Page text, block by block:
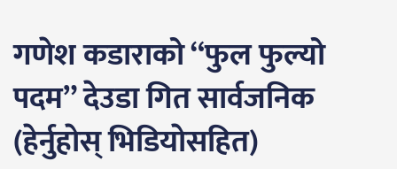
गणेश कडाराको “फुल फुल्यो
पदम” देउडा गित सार्वजनिक
(हेर्नुहाेस् भिडियाेसहित)